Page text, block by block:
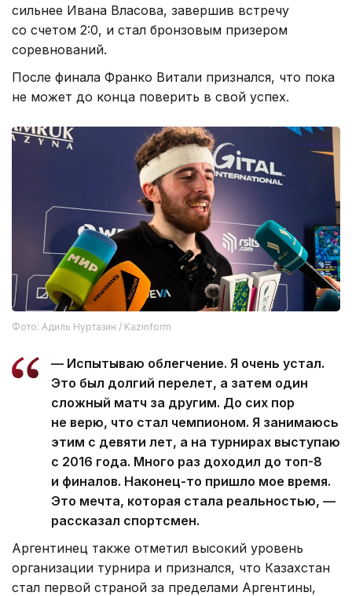
сильнее Ивана Власова, завершив встречу
со счетом 2:0, и стал бронзовым призером
соревнований.
После финала Франко Витали признался, что пока
не может до конца поверить в свой успех.
Фото: Адиль Нуртазин / Kazinform
— Испытываю облегчение. Я очень устал.
Это был долгий перелет, а затем один
сложный матч за другим. До сих пор
не верю, что стал чемпионом. Я занимаюсь
этим с девяти лет, а на турнирах выступаю
с 2016 года. Много раз доходил до топ-8
и финалов. Наконец-то пришло мое время.
Это мечта, которая стала реальностью, —
рассказал спортсмен.
Аргентинец также отметил высокий уровень
организации турнира и признался, что Казахстан
стал первой страной за пределами Аргентины,